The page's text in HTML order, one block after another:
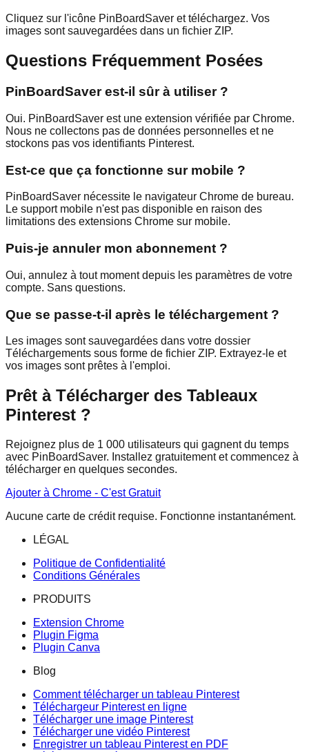
Cliquez sur l'icône PinBoardSaver et téléchargez. Vos
images sont sauvegardées dans un fichier ZIP.
Questions Fréquemment Posées
PinBoardSaver est-il sûr à utiliser ?
Oui. PinBoardSaver est une extension vérifiée par Chrome.
Nous ne collectons pas de données personnelles et ne
stockons pas vos identifiants Pinterest.
Est-ce que ça fonctionne sur mobile ?
PinBoardSaver nécessite le navigateur Chrome de bureau.
Le support mobile n'est pas disponible en raison des
limitations des extensions Chrome sur mobile.
Puis-je annuler mon abonnement ?
Oui, annulez à tout moment depuis les paramètres de votre
compte. Sans questions.
Que se passe-t-il après le téléchargement ?
Les images sont sauvegardées dans votre dossier
Téléchargements sous forme de fichier ZIP. Extrayez-le et
vos images sont prêtes à l'emploi.
Prêt à Télécharger des Tableaux
Pinterest ?
Rejoignez plus de 1 000 utilisateurs qui gagnent du temps
avec PinBoardSaver. Installez gratuitement et commencez à
télécharger en quelques secondes.
Ajouter à Chrome - C'est Gratuit
Aucune carte de crédit requise. Fonctionne instantanément.
LÉGAL
Politique de Confidentialité
Conditions Générales
PRODUITS
Extension Chrome
Plugin Figma
Plugin Canva
Blog
Comment télécharger un tableau Pinterest
Téléchargeur Pinterest en ligne
Télécharger une image Pinterest
Télécharger une vidéo Pinterest
Enregistrer un tableau Pinterest en PDF